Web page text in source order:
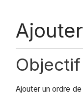
Objectif
Ajouter un ordre